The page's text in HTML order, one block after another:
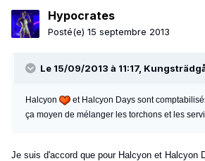
Hypocrates
Posté(e) 15 septembre 2013
Le 15/09/2013 à 11:17,
Halcyon
et Halcyon Days sont
ça moyen de mélanger les torchons et les
Je suis d'accord que pour Halcyon et Halcyon